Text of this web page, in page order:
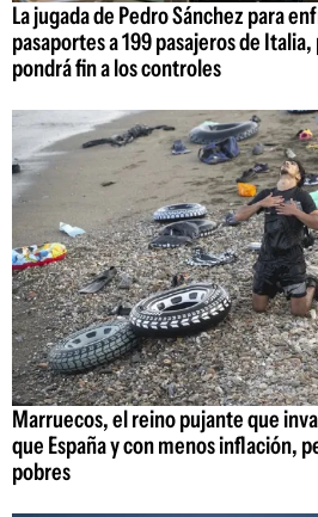
La jugada de Pedro Sánchez para
pasaportes a 199 pasajeros de Italia,
pondrá fin a los controles
Marruecos, el reino pujante que
que España y con menos inflación,
pobres